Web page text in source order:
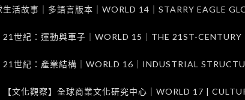
生活故事｜多語言版本｜WORLD 14｜STARRY EAGLE
世紀：運動與車子｜WORLD 15｜THE 21ST-
21世紀：產業結構｜WORLD 16｜INDUSTRIAL
【文化觀察】全球商業文化研究中心｜WORLD 17 |